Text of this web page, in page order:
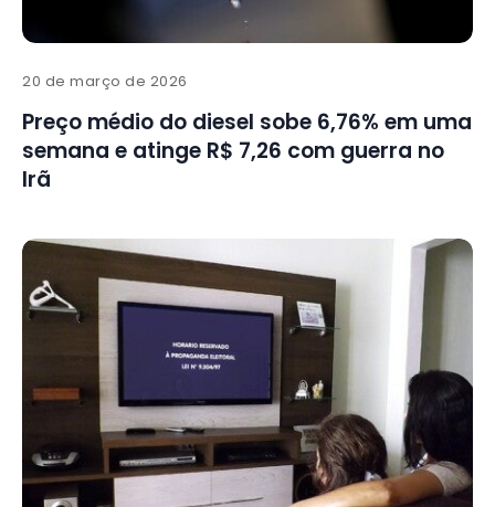
20 de março de 2026
Preço médio do diesel sobe 6,76% em uma
semana e atinge R$ 7,26 com guerra no
Irã